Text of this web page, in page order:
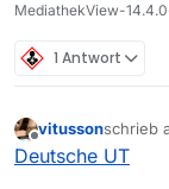
MediathekView-
1 Antwort
Offline
vitussonschrieb
zuletzt
Deutsche UT